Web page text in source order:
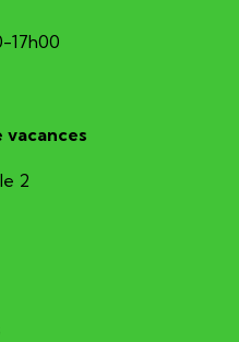
17h00
vacances
2